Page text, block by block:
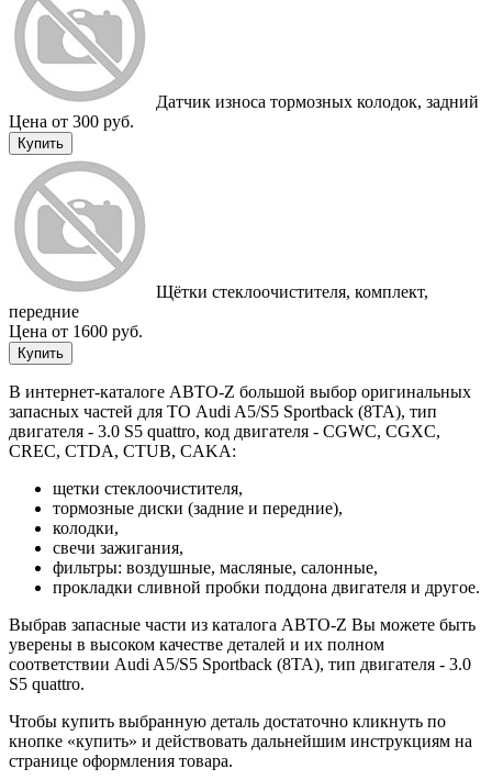
Датчик износа тормозных колодок, задний
Цена от 300 руб.
Купить
Щётки стеклоочистителя, комплект,
передние
Цена от 1600 руб.
Купить
В интернет-каталоге АВТО-Z большой выбор оригинальных
запасных частей для ТО Audi A5/S5 Sportback (8TA), тип
двигателя - 3.0 S5 quattro, код двигателя - CGWC, CGXC,
CREC, CTDA, CTUB, CAKA:
щетки стеклоочистителя,
тормозные диски (задние и передние),
колодки,
свечи зажигания,
фильтры: воздушные, масляные, салонные,
прокладки сливной пробки поддона двигателя и другое.
Выбрав запасные части из каталога АВТО-Z Вы можете быть
уверены в высоком качестве деталей и их полном
соответствии Audi A5/S5 Sportback (8TA), тип двигателя - 3.0
S5 quattro.
Чтобы купить выбранную деталь достаточно кликнуть по
кнопке «купить» и действовать дальнейшим инструкциям на
странице оформления товара.